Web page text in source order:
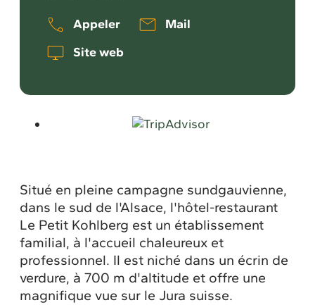
Appeler
Mail
Site web
Situé en pleine campagne sundgauvienne,
dans le sud de l'Alsace, l'hôtel-restaurant
Le Petit Kohlberg est un établissement
familial, à l'accueil chaleureux et
professionnel. Il est niché dans un écrin de
verdure, à 700 m d'altitude et offre une
magnifique vue sur le Jura suisse.